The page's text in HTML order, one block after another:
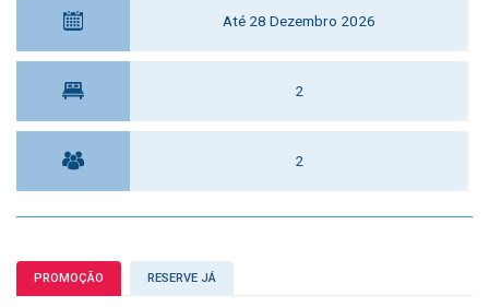
Até 28 Dezembro 2026
2
2
PROMOÇÃO RESERVE JÁ